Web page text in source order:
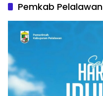
Pemkab Pelalawan